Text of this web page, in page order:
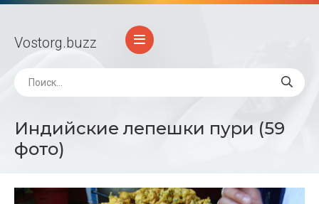
Vostorg.buzz
Индийские лепешки пури (59
фото)